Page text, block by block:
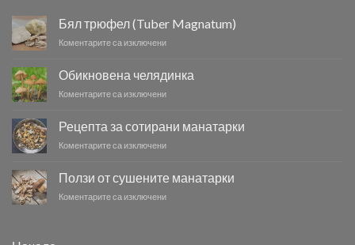
Бял трюфел (Tuber Magnatum)
Коментарите са изключениза
(Tuber
Magnatum)
Обикновена челядинка
Коментарите са изключениза
Рецепта за сотирани манатарки
Коментарите са изключениза
сотирани
манатарки
Ползи от сушените манатарки
Коментарите са изключениза